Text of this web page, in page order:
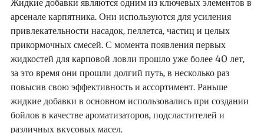
Жидкие добавки являются одним из ключевых элементов в
арсенале карпятника. Они используются для усиления
привлекательности насадок, пеллетса, частиц и целых
прикормочных смесей. С момента появления первых
жидкостей для карповой ловли прошло уже более 40 лет,
за это время они прошли долгий путь, в несколько раз
повысив свою эффективность и ассортимент. Раньше
жидкие добавки в основном использовались при создании
бойлов в качестве ароматизаторов, подсластителей и
различных вкусовых масел.